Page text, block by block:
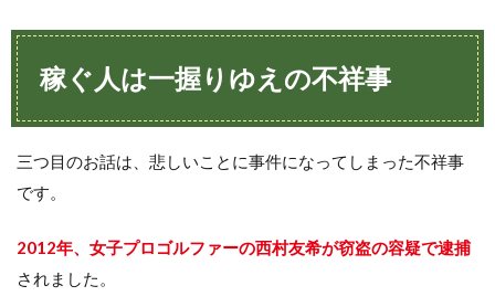
稼ぐ人は一握りゆえの不祥事
三つ目のお話は、悲しいことに事件になってしまった不祥事
です。
2012年、女子プロゴルファーの西村友希が窃盗の容疑で逮捕
されました。